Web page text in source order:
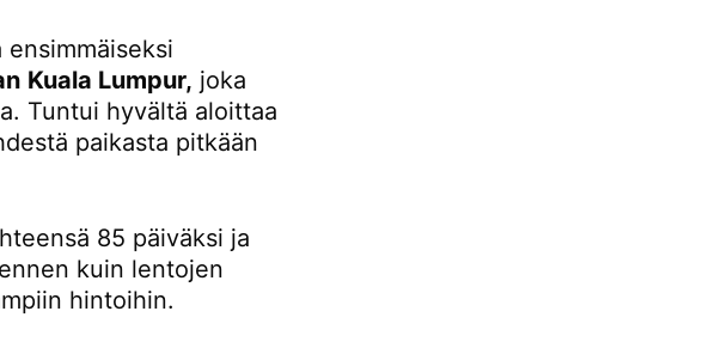
Kuala Lumpur, joka
Tuntui hyvältä aloittaa
paikasta pitkään
85 päiväksi ja
kuin lentojen
hintoihin.